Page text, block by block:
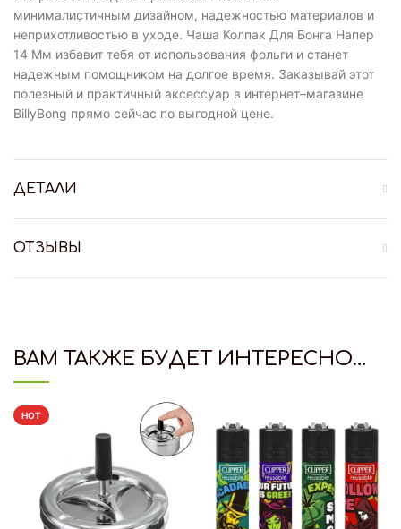
минималистичным дизайном, надежностью материалов и
неприхотливостью в уходе. Чаша Колпак Для Бонга Напер
14 Мм избавит тебя от использования фольги и станет
надежным помощником на долгое время. Заказывай этот
полезный и практичный аксессуар в интернет–магазине
BillyBong прямо сейчас по выгодной цене.
ДЕТАЛИ
ОТЗЫВЫ
ВАМ ТАКЖЕ БУДЕТ ИНТЕРЕСНО…
HOT